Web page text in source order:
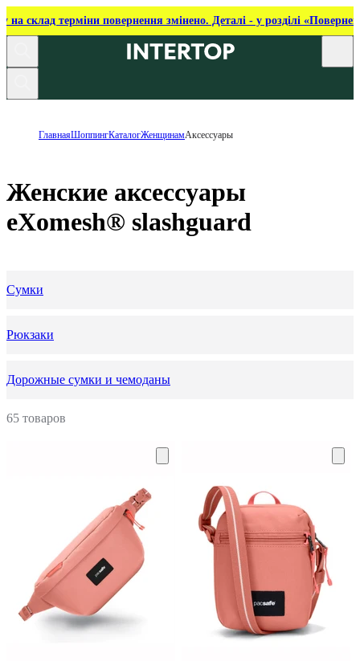
на склад терміни повернення змінено. Деталі - у розділі
ГлавнаяШоппингКаталогЖенщинамАксессуары
Женские аксессуары
eXomesh® slashguard
Сумки
Рюкзаки
Дорожные сумки и чемоданы
65 товаров